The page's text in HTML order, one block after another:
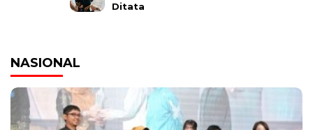
Ditata
NASIONAL